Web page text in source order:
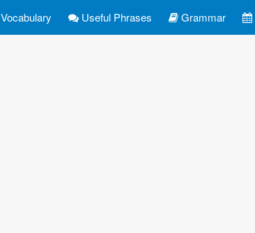
Vocabulary Useful Phrases Grammar